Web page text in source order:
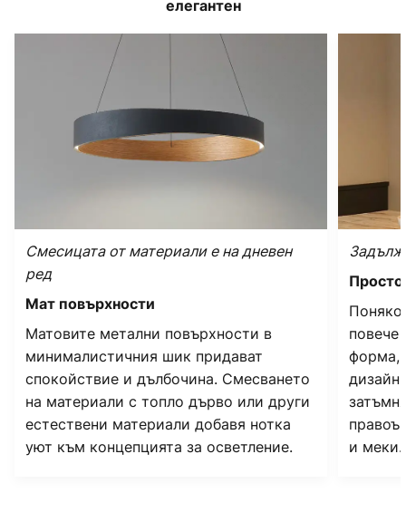
елегантен
Смесицата от материали е на дневен
ред
Мат повърхности
Матовите метални повърхности в
минималистичния шик придават
спокойствие и дълбочина. Смесването
на материали с топло дърво или други
естествени материали добавя нотка
уют към концепцията за осветление.
повече
форма,
и меки.